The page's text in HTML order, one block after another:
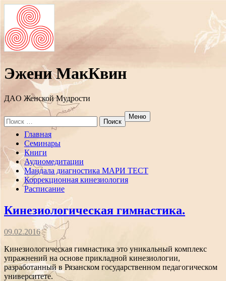
Эжени МакКвин
ДAO Женской Мудрости
Search
for:
Меню
Перейти
содержанию
Главная
Семинары
Книги
Аудиомедитации
Мандала диагностика МАРИ ТЕСТ
Коррекционная кинезиология
Расписание
Кинезиологическая гимнастика.
09.02.2016
Кинезиологическая гимнастика это уникальный комплекс
упражнений на основе прикладной кинезиологии,
разработанный в Рязанском государственном педагогическом
университете.